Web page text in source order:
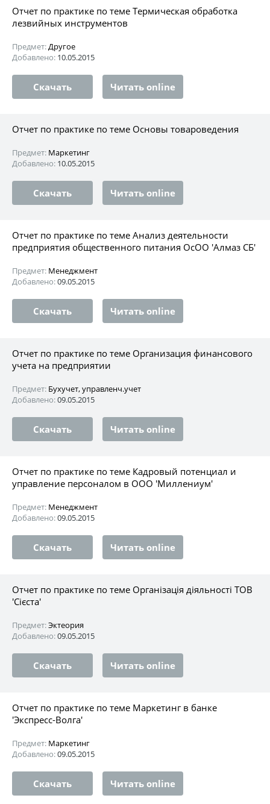
Отчет по практике по теме Термическая обработка
лезвийных инструментов
Предмет:Другое
Добавлено: 10.05.2015
Скачать Читать online
Отчет по практике по теме Основы товароведения
Предмет: Маркетинг
Добавлено: 10.05.2015
Скачать Читать online
Отчет по практике по теме Анализ деятельности
предприятия общественного питания ОсОО 'Алмаз СБ'
Предмет: Менеджмент
Добавлено:09.05.2015
Скачать Читать online
Отчет по практике по теме Организация финансового
учета на предприятии
Предмет: Бухучет, управленч.учет
Добавлено:09.05.2015
Скачать Читать online
Отчет по практике по теме Кадровый потенциал и
управление персоналом в ООО 'Миллениум'
Предмет: Менеджмент
Добавлено:09.05.2015
Скачать Читать online
Отчет по практике по теме Організація діяльності ТОВ
'Сієста'
Предмет:Эктеория
Добавлено:09.05.2015
Скачать Читать online
Отчет по практике по теме Маркетинг в банке
'Экспресс-Волга'
Предмет: Маркетинг
Добавлено:09.05.2015
Скачать Читать online